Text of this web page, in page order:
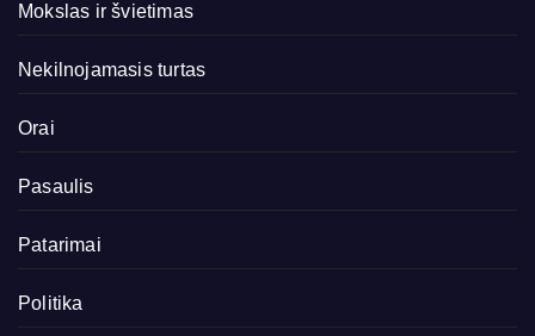
Mokslas ir švietimas
Nekilnojamasis turtas
Orai
Pasaulis
Patarimai
Politika